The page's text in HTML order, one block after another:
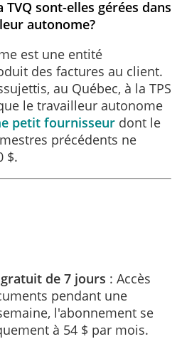
TVQ sont-elles gérées dans
autonome?
est une entité
des factures au client.
au Québec, à la TPS
le travailleur autonome
petit fournisseur dont le
précédents ne
$.
de 7 jours : Accès
pendant une
l'abonnement se
à 54 $ par mois.